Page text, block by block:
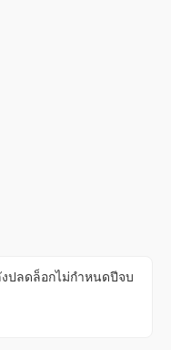
ปลดล็อกไม่กำหนดปีจบ